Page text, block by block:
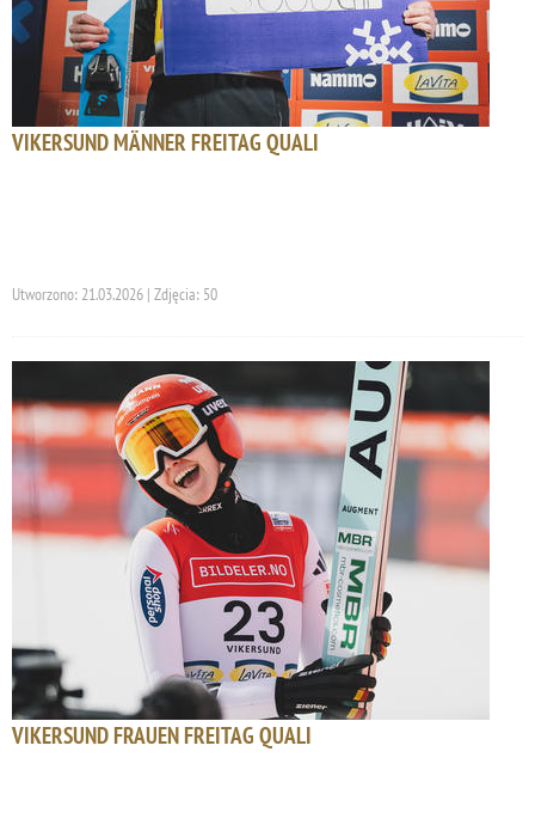
VIKERSUND MÄNNER FREITAG QUALI
Utworzono: 21.03.2026 | Zdjęcia: 50
VIKERSUND FRAUEN FREITAG QUALI